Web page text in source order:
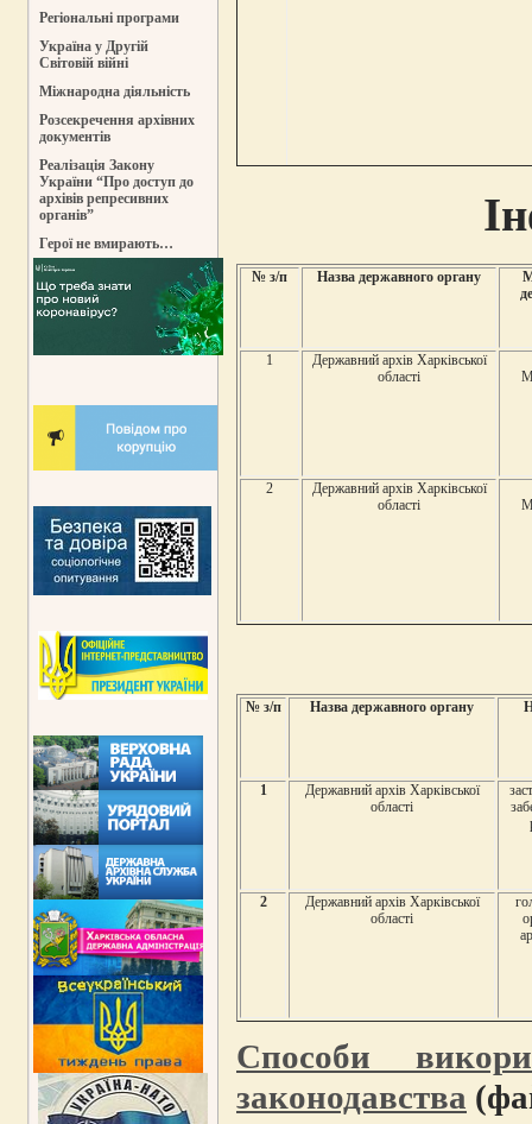
Регіональні програми
Україна у Другій
Світовій війні
Міжнародна діяльність
Розсекречення архівних
документів
Реалізація Закону
України “Про доступ до
архівів репресивних
органів”
Герої не вмирають…
№ з/п Назва державного органу
1
Державний архів Харківської
області
2
Державний архів Харківської
області
№ з/п Назва державного органу
1
Державний архів Харківської
області
2
Державний архів Харківської
області
Способи
законодавства